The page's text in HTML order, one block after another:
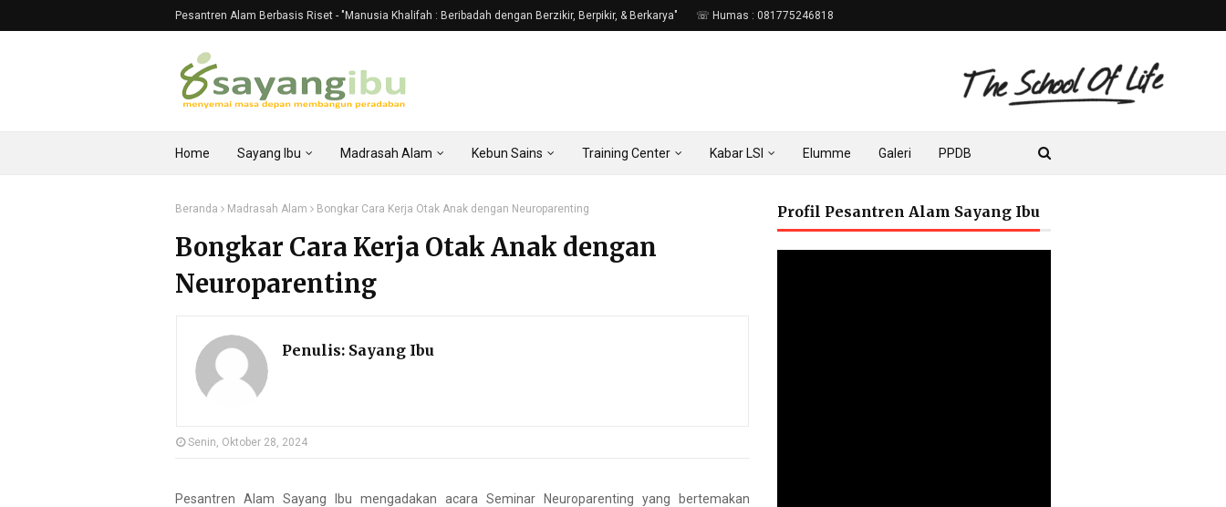
Pesantren Alam Berbasis Riset - "Manusia Khalifah : Beribadah dengan Berzikir, Berpikir, & Berkarya" ☏ Humas : 081775246818
Home Sayang Ibu Madrasah Alam Kebun Sains Training Center Kabar LSI Elumme Galeri PPDB
Beranda Madrasah Alam Bongkar Cara Kerja Otak Anak dengan Neuroparenting
Bongkar Cara Kerja Otak Anak dengan
Neuroparenting
Penulis: Sayang Ibu
Senin, Oktober 28, 2024
Pesantren Alam Sayang Ibu mengadakan acara Seminar Neuroparenting yang bertemakan
Profil Pesantren Alam Sayang Ibu